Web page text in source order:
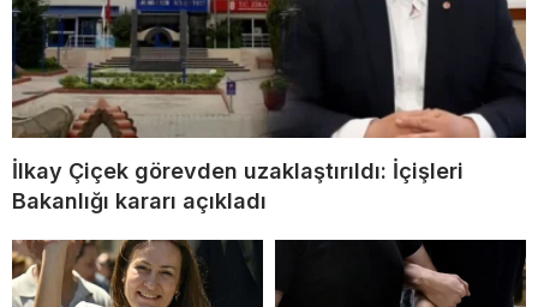
İlkay Çiçek görevden uzaklaştırıldı: İçişleri
Bakanlığı kararı açıkladı